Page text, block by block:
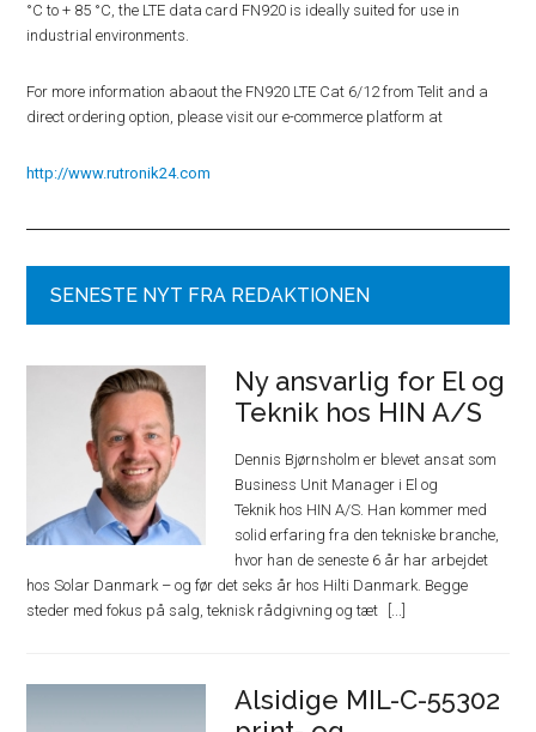
°C to + 85 °C, the LTE data card FN920 is ideally suited for use in
industrial environments.
For more information abaout the FN920 LTE Cat 6/12 from Telit and a
direct ordering option, please visit our e-commerce platform at
http://www.rutronik24.com
SENESTE NYT FRA REDAKTIONEN
Ny ansvarlig for El og
Teknik hos HIN A/S
Dennis Bjørnsholm er blevet ansat som
Business Unit Manager i El og
Teknik hos HIN A/S. Han kommer med
solid erfaring fra den tekniske branche,
hvor han de seneste 6 år har arbejdet
hos Solar Danmark – og før det seks år hos Hilti Danmark. Begge
steder med fokus på salg, teknisk rådgivning og tæt
Alsidige MIL-C-55302